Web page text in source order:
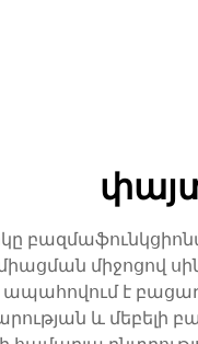
միջոցով
ապահովում է
և